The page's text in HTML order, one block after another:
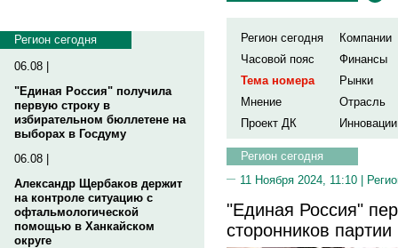
Регион сегодня
06.08 |
"Единая Россия" получила
первую строку в
избирательном бюллетене на
выборах в Госдуму
06.08 |
Александр Щербаков держит
на контроле ситуацию с
офтальмологической
помощью в Ханкайском
округе
Регион сегодня
Компании
Часовой пояс
Финансы
Тема номера
Рынки
Мнение
Отрасль
Проект ДК
Инновации
Регион сегодня
11 Ноября 2024, 11:10 |
"Единая Россия"
сторонников партии